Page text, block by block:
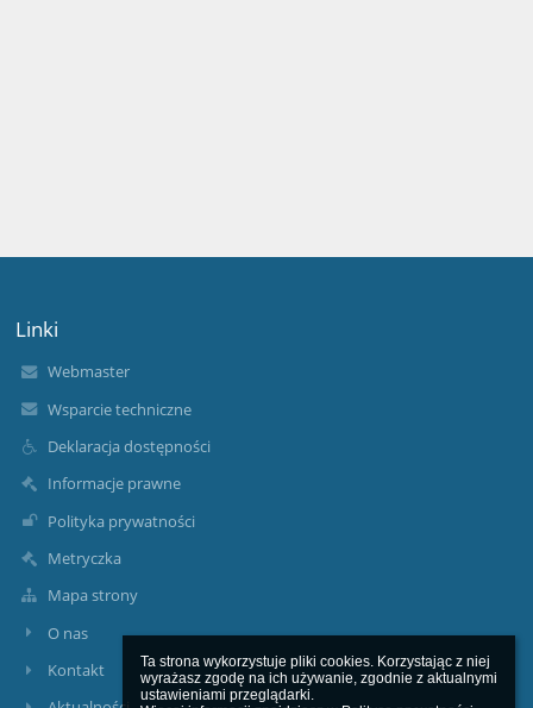
Ta strona wykorzystuje pliki cookies. Korzystając z niej
wyrażasz zgodę na ich używanie, zgodnie z aktualnymi
ustawieniami przeglądarki.
Linki
Webmaster
Wsparcie techniczne
Deklaracja dostępności
Informacje prawne
Polityka prywatności
Metryczka
Mapa strony
O nas
Kontakt